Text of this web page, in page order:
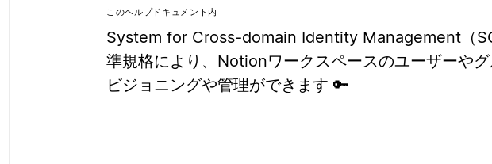
このヘルプドキュメント内
System for Cross-domain Identity Management（
準規格により、Notionワークスペースのユーザーや
ビジョニングや管理ができます 🔑